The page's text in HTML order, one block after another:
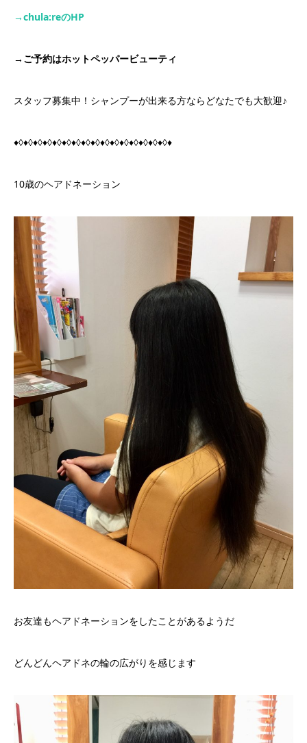
→chula:reのHP
→ ご予約はホットペッパービューティ
スタッフ募集中！シャンプーが出来る方ならどなたでも大歓迎♪
♦◊♦◊♦◊♦◊♦◊♦◊♦◊♦◊♦◊♦◊♦◊♦◊♦◊♦◊♦◊♦◊♦
10歳のヘアドネーション
お友達もヘアドネーションをしたことがあるようだ
どんどんヘアドネの輪の広がりを感じます